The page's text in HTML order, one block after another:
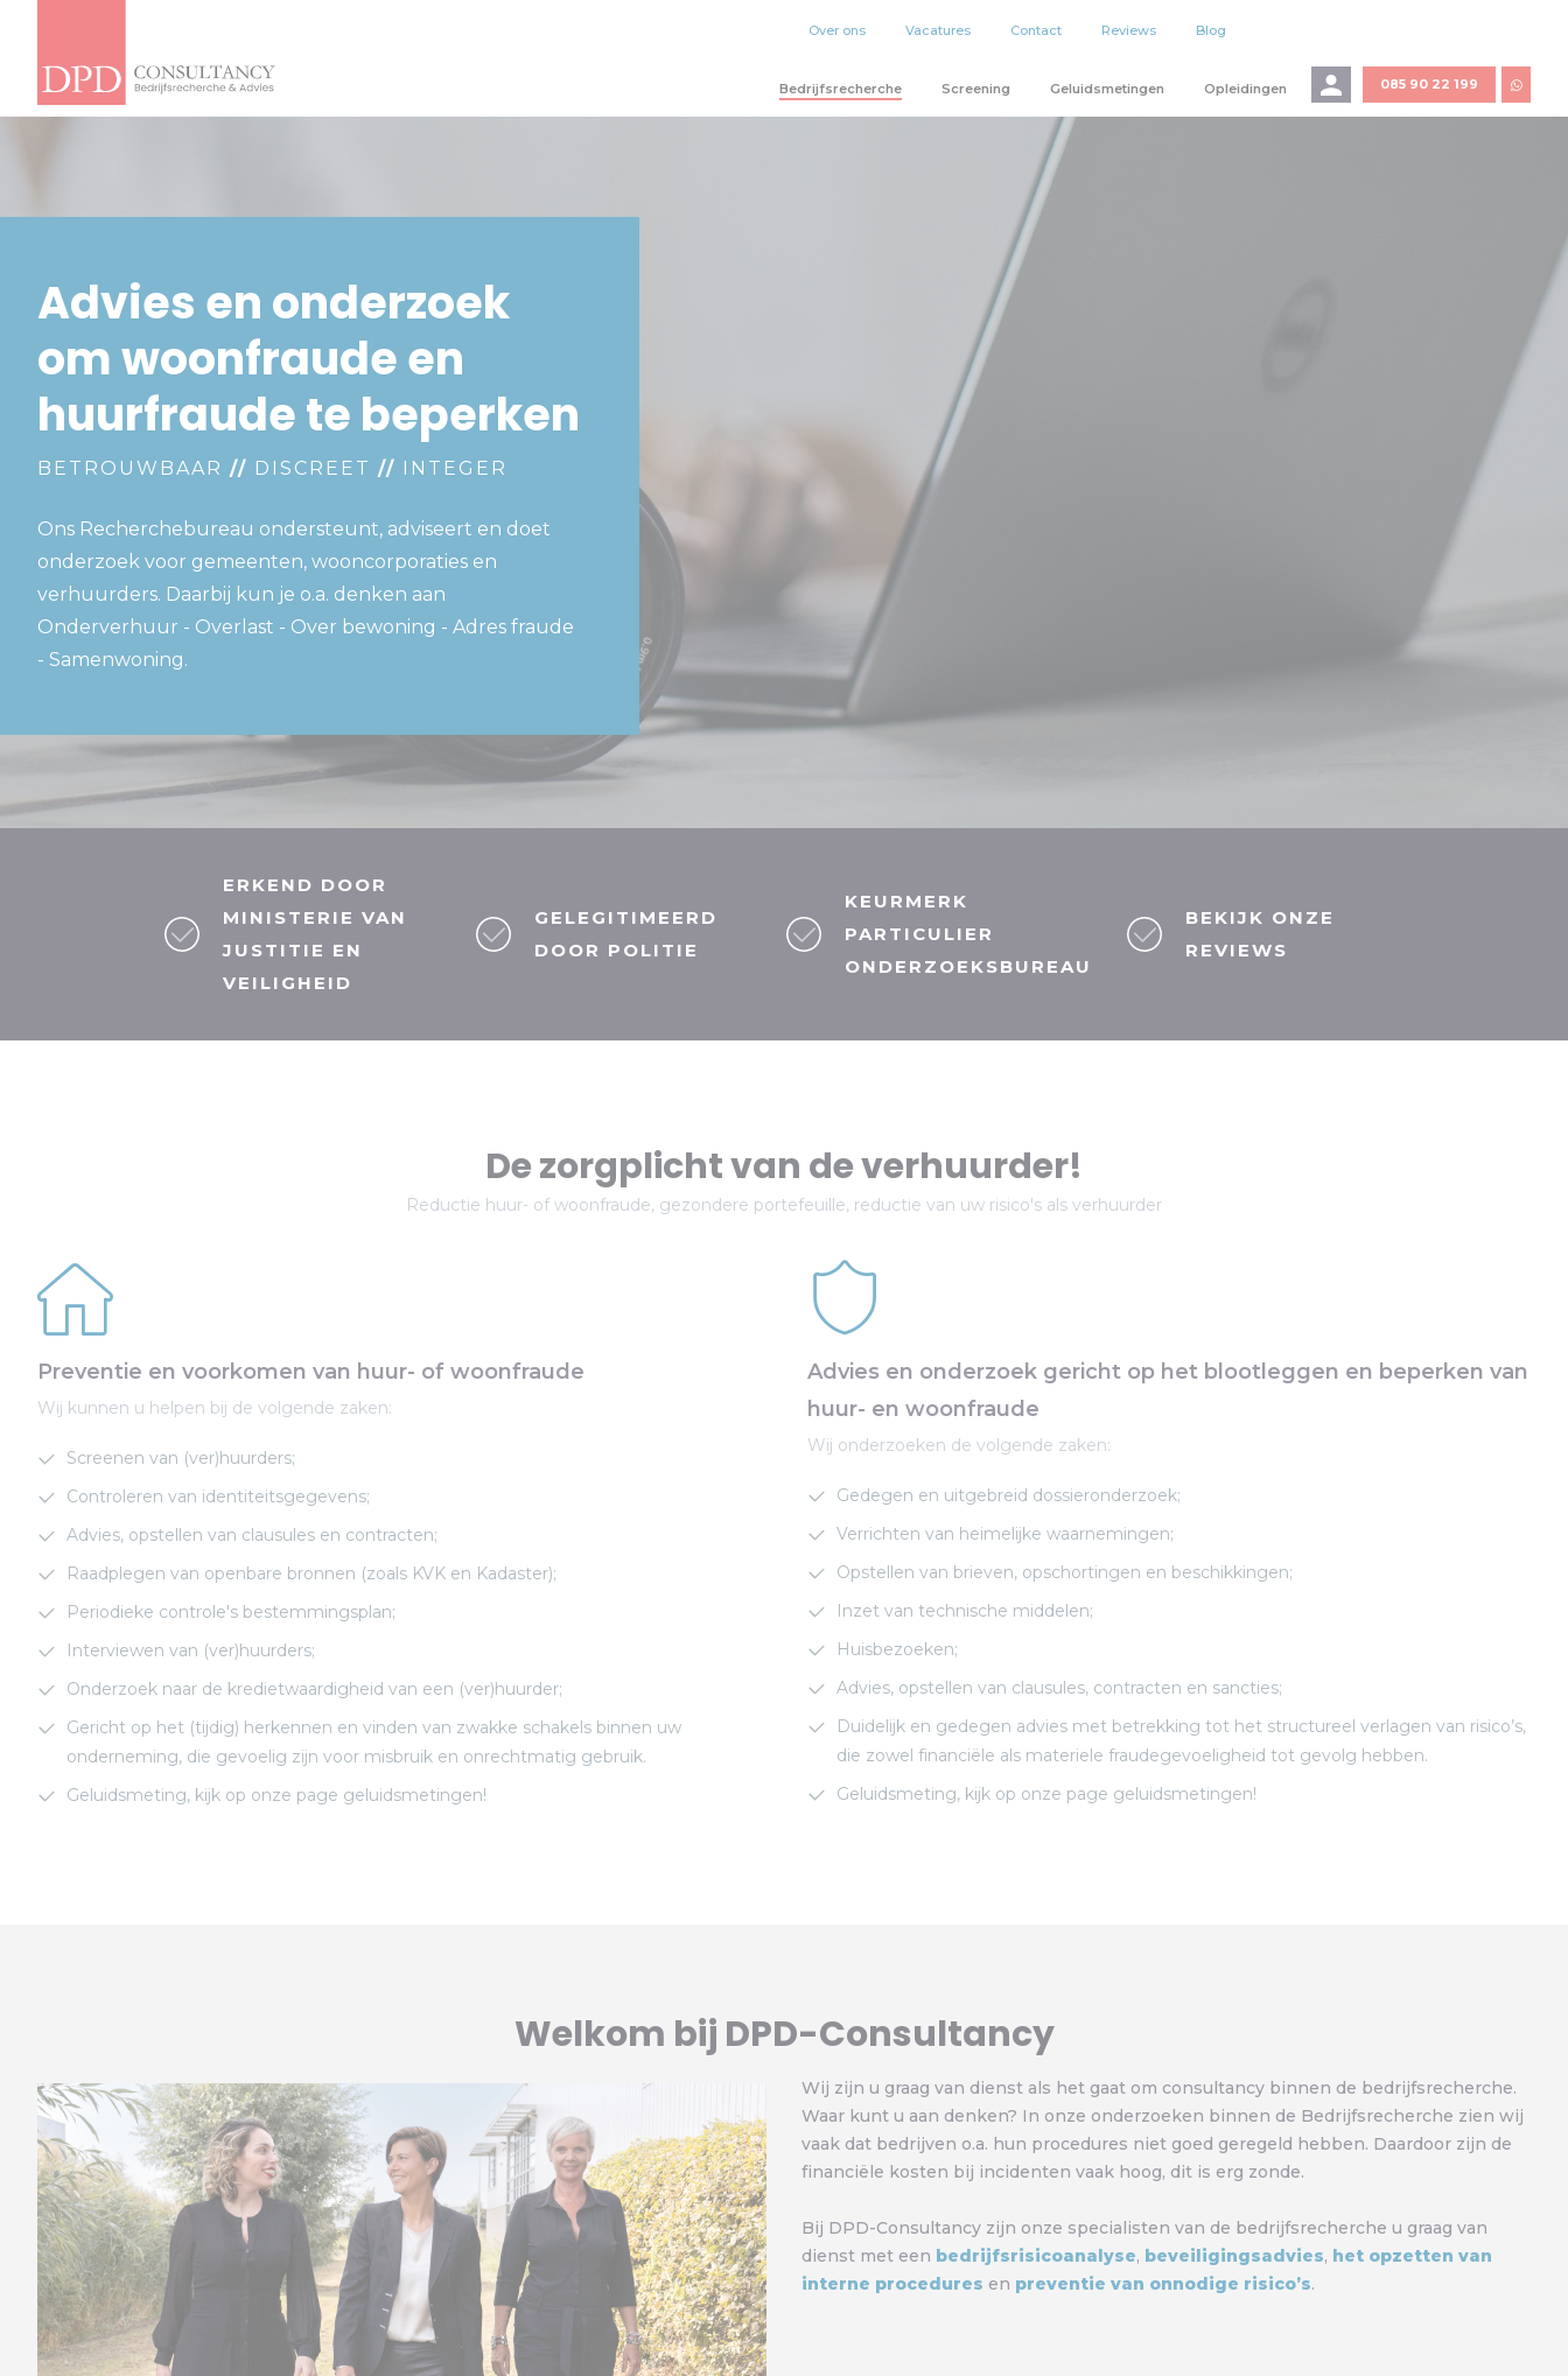
Over ons Vacatures Contact Reviews Blog
Bedrijfsrecherche Screening Geluidsmetingen Opleidingen 085 90 22 199
Advies en onderzoek
om woonfraude en
huurfraude te beperken
BETROUWBAAR // DISCREET // INTEGER
Ons Recherchebureau ondersteunt, adviseert en doet
onderzoek voor gemeenten, wooncorporaties en
verhuurders. Daarbij kun je o.a. denken aan
Onderverhuur - Overlast - Over bewoning - Adres fraude
- Samenwoning.
ERKEND DOOR
MINISTERIE VAN
JUSTITIE EN
VEILIGHEID
GELEGITIMEERD
DOOR POLITIE
KEURMERK
PARTICULIER
ONDERZOEKSBUREAU
BEKIJK ONZE
REVIEWS
De zorgplicht van de verhuurder!
Reductie huur- of woonfraude, gezondere portefeuille, reductie van uw risico's als verhuurder
Preventie en voorkomen van huur- of woonfraude
Wij kunnen u helpen bij de volgende zaken:
Screenen van (ver)huurders;
Controleren van identiteitsgegevens;
Advies, opstellen van clausules en contracten;
Raadplegen van openbare bronnen (zoals KVK en Kadaster);
Periodieke controle's bestemmingsplan;
Interviewen van (ver)huurders;
Onderzoek naar de kredietwaardigheid van een (ver)huurder;
Gericht op het (tijdig) herkennen en vinden van zwakke schakels binnen uw
onderneming, die gevoelig zijn voor misbruik en onrechtmatig gebruik.
Geluidsmeting, kijk op onze page geluidsmetingen!
Advies en onderzoek gericht op het blootleggen en beperken van
huur- en woonfraude
Wij onderzoeken de volgende zaken:
Gedegen en uitgebreid dossieronderzoek;
Verrichten van heimelijke waarnemingen;
Opstellen van brieven, opschortingen en beschikkingen;
Inzet van technische middelen;
Huisbezoeken;
Advies, opstellen van clausules, contracten en sancties;
Duidelijk en gedegen advies met betrekking tot het structureel verlagen van risico’s,
die zowel financiële als materiele fraudegevoeligheid tot gevolg hebben.
Geluidsmeting, kijk op onze page geluidsmetingen!
Welkom bij DPD-Consultancy
Wij zijn u graag van dienst als het gaat om consultancy binnen de bedrijfsrecherche.
Waar kunt u aan denken? In onze onderzoeken binnen de Bedrijfsrecherche zien wij
vaak dat bedrijven o.a. hun procedures niet goed geregeld hebben. Daardoor zijn de
financiële kosten bij incidenten vaak hoog, dit is erg zonde.
Bij DPD-Consultancy zijn onze specialisten van de bedrijfsrecherche u graag van
dienst met een bedrijfsrisicoanalyse, beveiligingsadvies, het opzetten van
interne procedures en preventie van onnodige risico’s.